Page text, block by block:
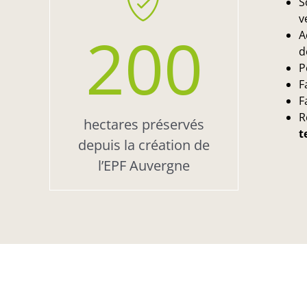
200
hectares préservés
depuis la création de
l’EPF Auvergne